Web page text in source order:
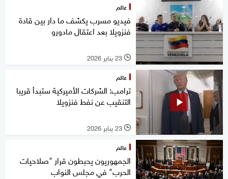
عالم
فيديو مسرب يكشف ما دار بين قادة
فنزويلا بعد اعتقال مادورو
l 23 يناير 2026
عالم
ترامب: الشركات ​الأميركية ستبدأ قريبا
التنقيب عن نفط فنزويلا
l 23 يناير 2026
عالم
الجمهوريون يحبطون قرار "صلاحيات
الحرب" في مجلس النواب